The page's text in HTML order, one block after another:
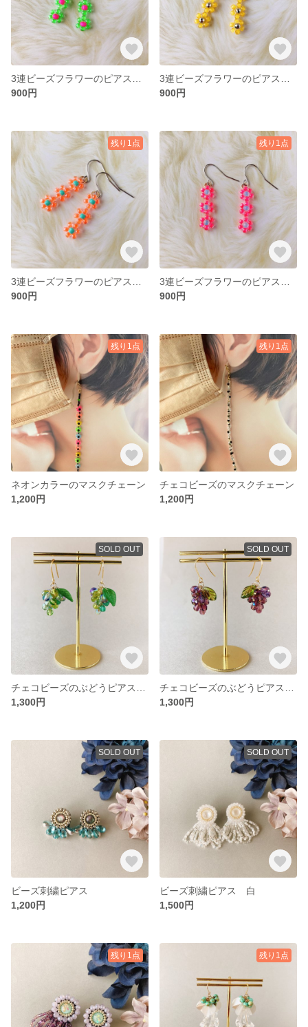
900円
900円
残り1点
900円
残り1点
900円
残り1点
ネオンカラーのマスクチェーン
1,200円
残り1点
チェコビーズのマスクチェーン
1,200円
SOLD OUT
1,300円
SOLD OUT
1,300円
SOLD OUT
ビーズ刺繍ピアス
1,200円
SOLD OUT
ビーズ刺繍ピアス 白
1,500円
残り1点 残り1点